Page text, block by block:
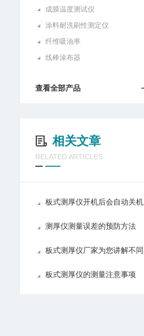
成膜温度测试仪
涂料耐洗刷性测定仪
纤维吸油率
线棒涂布器
查看全部产品
相关文章
RELATED ARTICLES
板式测厚仪开机后会自动关机怎么回事？
测厚仪测量误差的预防方法
板式测厚仪厂家为您讲解不同测厚仪都应用在那些领域呢？
板式测厚仪的测量注意事项